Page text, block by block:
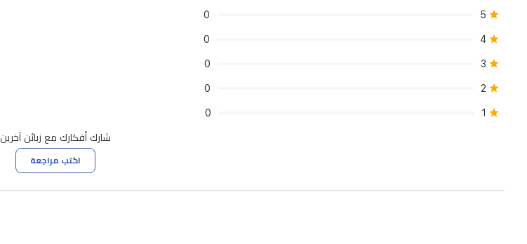
5
0
4
0
3
0
2
0
1
0
شارك أفكارك مع زبائن آخرين
اكتب مراجعة